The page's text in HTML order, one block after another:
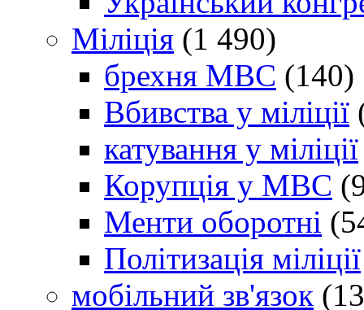
Міліція (1 490)
брехня МВС (140)
Вбивства у міліції
катування у міліції
Корупція у МВС
Менти оборотні
Політизація міліції
мобільний зв'язок